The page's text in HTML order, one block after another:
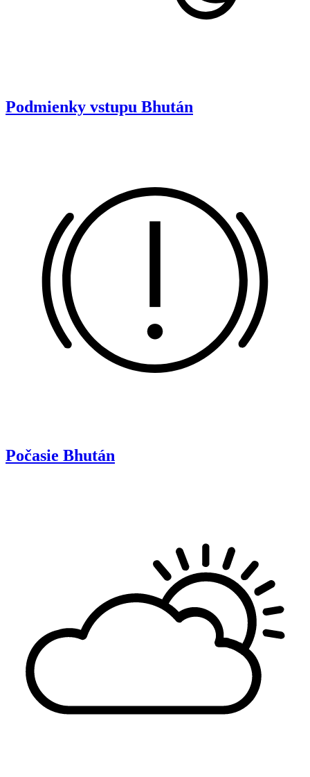
Podmienky vstupu Bhután
Počasie Bhután